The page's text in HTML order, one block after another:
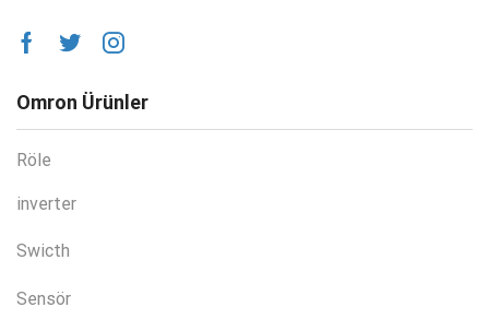
Omron Ürünler
Röle
inverter
Swicth
Sensör